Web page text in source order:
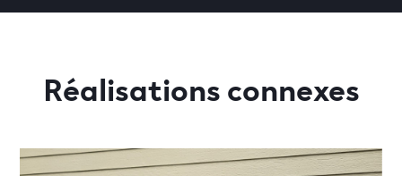
Réalisations connexes